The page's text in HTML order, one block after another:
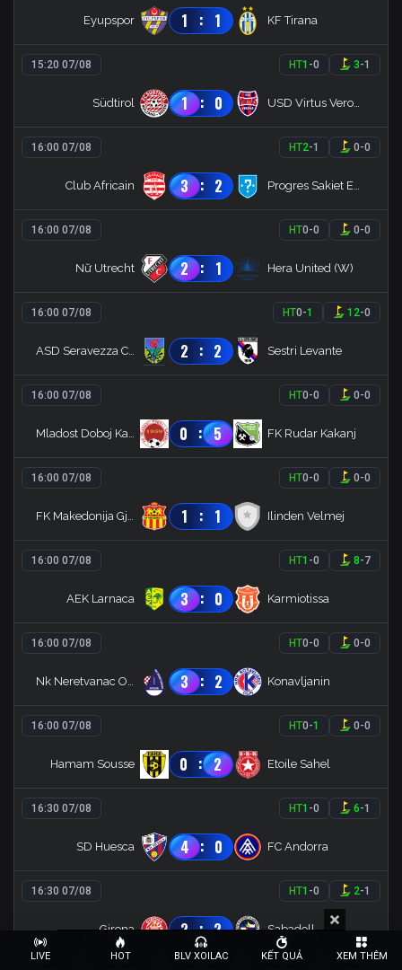
Eyupspor 1 : 1 KF Tirana
15:20 07/08 HT1 -0 3-1
Südtirol 1 : 0 USD Virtus Verona
16:00 07/08 HT2-1 0-0
Club Africain 3 : 2 Progres Sakiet Eddaier
16:00 07/08 HT0-0 0-0
Nữ Utrecht 2 : 1 Hera United (W)
16:00 07/08 HT0-1 12-0
ASD Seravezza Calcio 2 : 2 Sestri Levante
16:00 07/08 HT0-0 0-0
Mladost Doboj Kakanj 0 : 5 FK Rudar Kakanj
16:00 07/08 HT0-0 0-0
FK Makedonija Gjorce Petrov 1 : 1 Ilinden Velmej
16:00 07/08 HT1 -0 8-7
AEK Larnaca 3 : 0 Karmiotissa
16:00 07/08 HT0-0 0-0
Nk Neretvanac Opuzen 3 : 2 Konavljanin
16:00 07/08 HT0-1 0-0
Hamam Sousse 0 : 2 Etoile Sahel
16:30 07/08 HT1 -0 6-1
SD Huesca 4 : 0 FC Andorra
16:30 07/08 HT1 -0 2-1
Girona 2 : 2 Sabadell
LIVE HOT BLV XOILAC KẾT QUẢ XEM THÊM